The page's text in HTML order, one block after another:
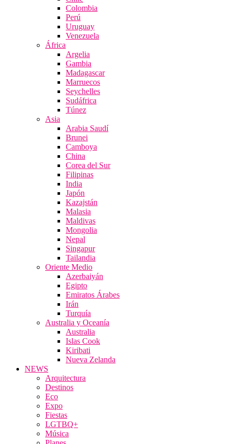
Colombia
Perú
Uruguay
Venezuela
África
Argelia
Gambia
Madagascar
Marruecos
Seychelles
Sudáfrica
Túnez
Asia
Arabia Saudí
Brunei
Camboya
China
Corea del Sur
Filipinas
India
Japón
Kazajstán
Malasia
Maldivas
Mongolia
Nepal
Singapur
Tailandia
Oriente Medio
Azerbaiyán
Egipto
Emiratos Árabes
Irán
Turquía
Australia y Oceanía
Australia
Islas Cook
Kiribati
Nueva Zelanda
NEWS
Arquitectura
Destinos
Eco
Expo
Fiestas
LGTBQ+
Música